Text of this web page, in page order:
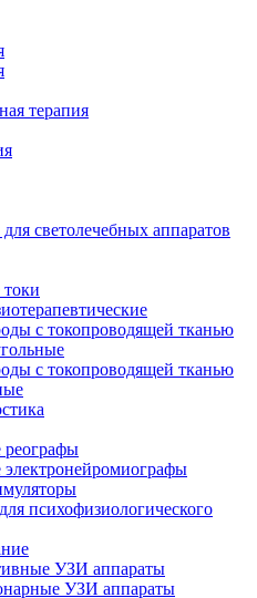
терапия
светолечебных аппаратов
токи
с токопроводящей тканью
с токопроводящей тканью
психофизиологического
УЗИ аппараты
УЗИ аппараты